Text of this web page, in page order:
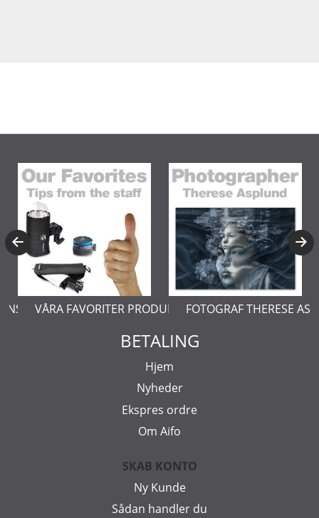
PRODUKTERFOTOGRAF THERESE ASPLUNDLÄR DIG MER
BETALING
Hjem
Nyheder
Ekspres ordre
Om Aifo
SKAB KONTO
Ny Kunde
Sådan handler du